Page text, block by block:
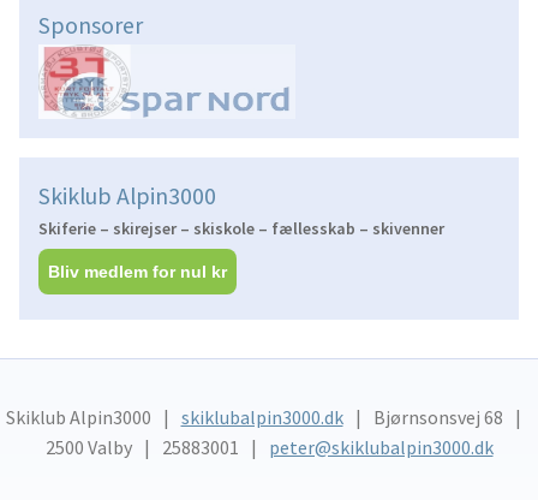
Sponsorer
Skiklub Alpin3000
Skiferie – skirejser – skiskole – fællesskab – skivenner
Bliv medlem for nul kr
Skiklub Alpin3000 skiklubalpin3000.dk
Bjørnsonsvej 68
2500 Valby
25883001 peter@skiklubalpin3000.dk